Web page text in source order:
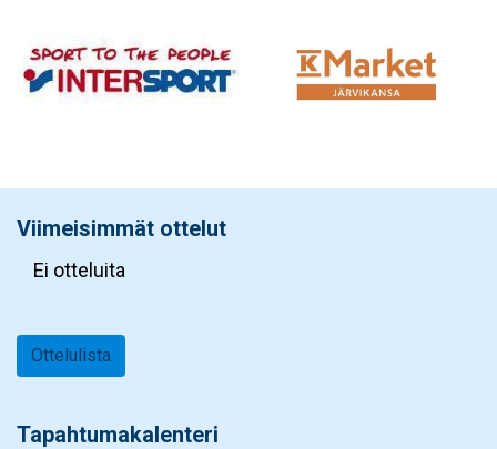
Viimeisimmät ottelut
Ei otteluita
Ottelulista
Tapahtumakalenteri